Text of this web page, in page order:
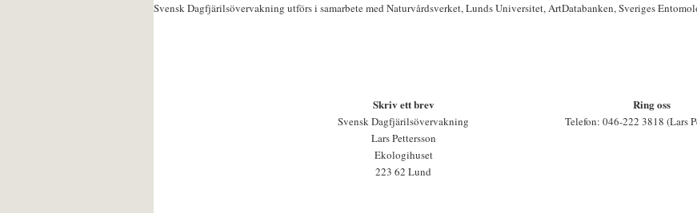
Svensk Dagfjärilsövervakning utförs i samarbete med Naturvårdsverket, Lunds Universitet, ArtDatabanken, Sveriges
Skriv ett brev
Svensk Dagfjärilsövervakning
Lars Pettersson
Ekologihuset
223 62 Lund
Ring oss
Telefon: 046-222 3818 (Lars